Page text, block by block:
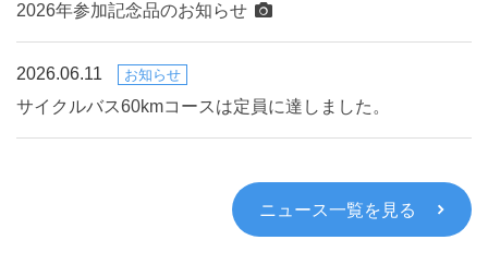
2026年参加記念品のお知らせ
2026.06.11 お知らせ
サイクルバス60kmコースは定員に達しました。
ニュース一覧を見る